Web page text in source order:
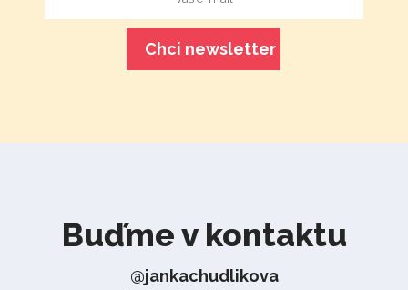
Buďme v kontaktu
@jankachudlikova